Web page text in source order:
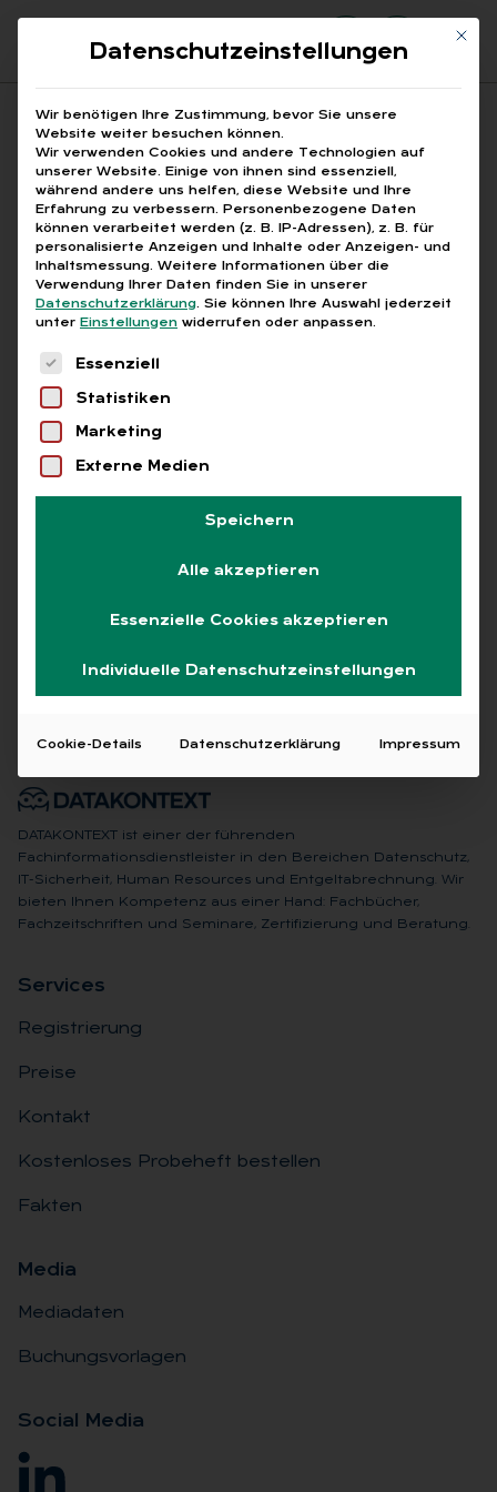
Suchfeld
Suchen
Breadcrumb-Navigation
STARTSEITE CORONA-PANDEMIE
Alle Bei­trä­ge mit dem
Schlag­wort „Co­ro­na-
Pan­de­mie“
Alle Free Abo L+G +
Keine Beiträge gefunden
DATAKONTEXT ist einer der führenden
Fachinformationsdienstleister in den Bereichen Datenschutz,
IT-Sicherheit, Human Resources und Entgeltabrechnung. Wir
bieten Ihnen Kompetenz aus einer Hand: Fachbücher,
Fachzeitschriften und Seminare, Zertifizierung und Beratung.
Ser­vices
Registrierung
Preise
Kontakt
Kostenloses Probeheft bestellen
Fakten
Me­dia
Mediadaten
Buchungsvorlagen
So­ci­al Me­dia
Mit
Datenschutzeinstellungen
Wir benötigen Ihre Zustimmung, bevor Sie unsere
Website weiter besuchen können.
Wir verwenden Cookies und andere Technologien auf
unserer Website. Einige von ihnen sind essenziell,
während andere uns helfen, diese Website und Ihre
Erfahrung zu verbessern. Personenbezogene Daten
können verarbeitet werden (z. B. IP-Adressen), z. B. für
personalisierte Anzeigen und Inhalte oder Anzeigen- und
Inhaltsmessung. Weitere Informationen über die
Verwendung Ihrer Daten finden Sie in unserer
Datenschutzerklärung. Sie können Ihre Auswahl jederzeit
unter Einstellungen widerrufen oder anpassen.
Es folgt eine Liste der Service-Gruppen, für
Essenziell
Statistiken
Marketing
Externe Medien
Speichern
Alle akzeptieren
Essenzielle Cookies akzeptieren
Individuelle Datenschutzeinstellungen
Cookie-Details Datenschutzerklärung Impressum